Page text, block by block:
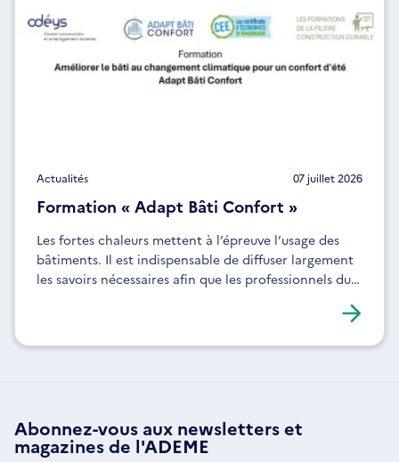
Actualités 07 juillet 2026
Formation « Adapt Bâti Confort »
Les fortes chaleurs mettent à l’épreuve l’usage des
bâtiments. Il est indispensable de diffuser largement
les savoirs nécessaires afin que les professionnels du
Abonnez-vous aux newsletterset
magazines de l'ADEME